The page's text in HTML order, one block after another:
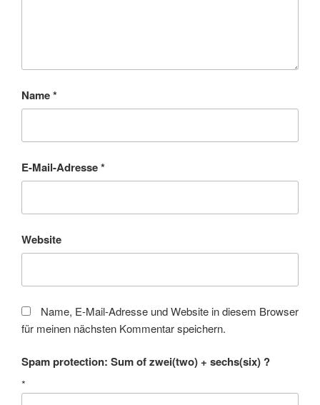
Name*
E-Mail-Adresse*
Website
Name, E-Mail-Adresse und Website in diesem Browser
für meinen nächsten Kommentar speichern.
Spam protection: Sum of zwei(two) + sechs(six) ?
*